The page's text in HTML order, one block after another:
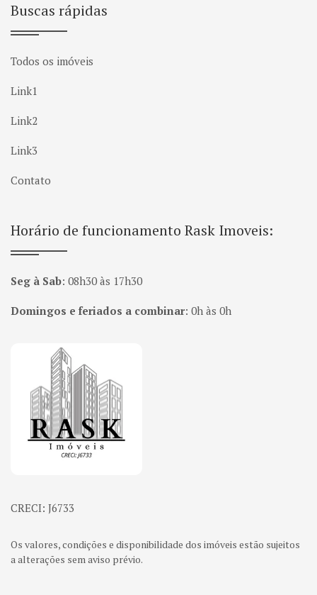
Buscas rápidas
Todos os imóveis
Link1
Link2
Link3
Contato
Horário de funcionamento Rask Imoveis:
Seg à Sab: 08h30 às 17h30
Domingos e feriados a combinar: 0h às 0h
Página inicial
CRECI: J6733
Os valores, condições e disponibilidade dos imóveis estão sujeitos
a alterações sem aviso prévio.